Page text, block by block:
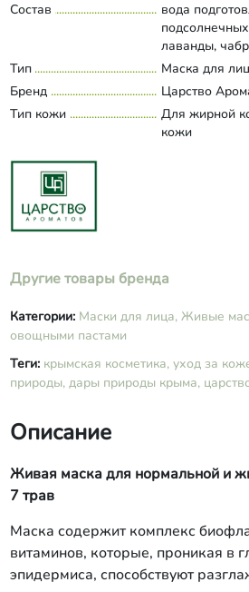
Состав
вода
лаванды,
чистотела,
сополимер,
экстракт
бензойная
Тип
Маска для
Бренд
Царство
Тип кожи
Для жирной
кожи
Другие товары бренда
Категории: Маски для лица, Живые
овощными пастами
Теги: крымская косметика, уход за
природы, дары природы крыма,
Описание
Живая маска для нормальной и
7 трав
Маска содержит комплекс
витаминов, которые, проникая в
эпидермиса, способствуют